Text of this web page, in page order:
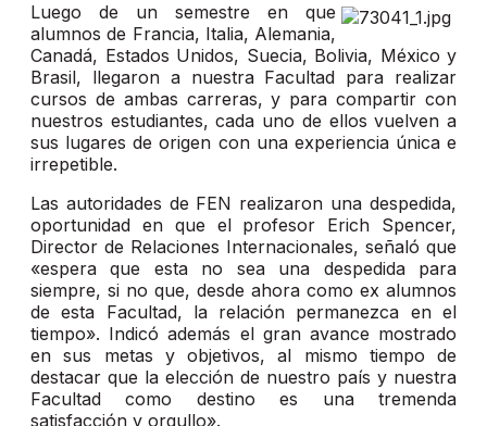
Luego de un semestre en que
alumnos de Francia, Italia, Alemania,
Canadá, Estados Unidos, Suecia, Bolivia, México y
Brasil, llegaron a nuestra Facultad para realizar
cursos de ambas carreras, y para compartir con
nuestros estudiantes, cada uno de ellos vuelven a
sus lugares de origen con una experiencia única e
irrepetible.
Las autoridades de FEN realizaron una despedida,
oportunidad en que el profesor Erich Spencer,
Director de Relaciones Internacionales, señaló que
«espera que esta no sea una despedida para
siempre, si no que, desde ahora como ex alumnos
de esta Facultad, la relación permanezca en el
tiempo». Indicó además el gran avance mostrado
en sus metas y objetivos, al mismo tiempo de
destacar que la elección de nuestro país y nuestra
Facultad como destino es una tremenda
satisfacción y orgullo».